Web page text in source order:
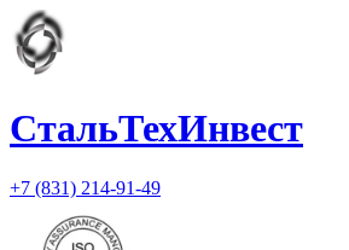
СтальТехИнвест
+7 (831) 214-91-49